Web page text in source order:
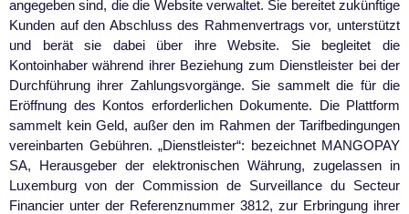
angegeben sind, die die Website verwaltet. Sie bereitet zukünftige
Kunden auf den Abschluss des Rahmenvertrags vor, unterstützt
und berät sie dabei über ihre Website. Sie begleitet die
Kontoinhaber während ihrer Beziehung zum Dienstleister bei der
Durchführung ihrer Zahlungsvorgänge. Sie sammelt die für die
Eröffnung des Kontos erforderlichen Dokumente. Die Plattform
sammelt kein Geld, außer den im Rahmen der Tarifbedingungen
vereinbarten Gebühren. „Dienstleister“: bezeichnet MANGOPAY
SA, Herausgeber der elektronischen Währung, zugelassen in
Luxemburg von der Commission de Surveillance du Secteur
Financier unter der Referenznummer 3812, zur Erbringung ihrer